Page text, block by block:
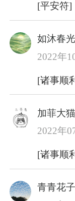
[平安符]
如沐春光
2022年
[诸事顺
加菲大猫
2022年
[诸事顺
青青花子